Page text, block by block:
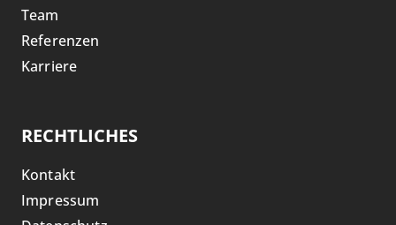
Team
Referenzen
Karriere
RECHTLICHES
Kontakt
Impressum